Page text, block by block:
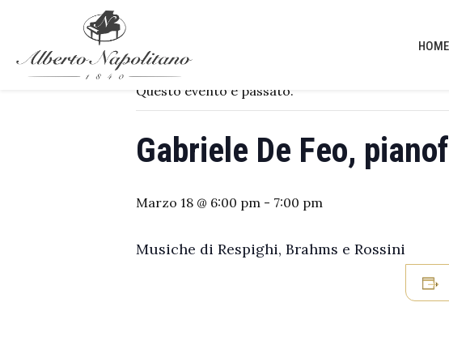
HOME
Questo evento è passato.
Gabriele De Feo,
Marzo 18 @ 6:00 pm - 7:00 pm
Musiche di Respighi, Brahms e Rossini